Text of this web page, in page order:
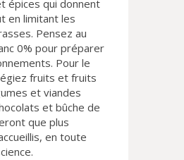
épices qui donnent
en limitant les
Pensez au
0% pour préparer
Pour le
fruits et fruits
et viandes
et bûche de
que plus
en toute